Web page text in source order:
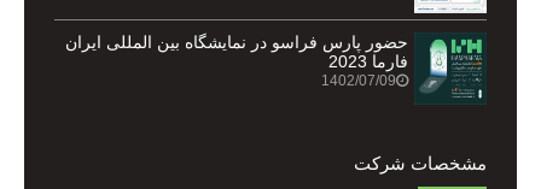
حضور پارس فراسو در نمایشگاه بین المللی ایران
فارما 2023
1402/07/09
مشخصات شرکت